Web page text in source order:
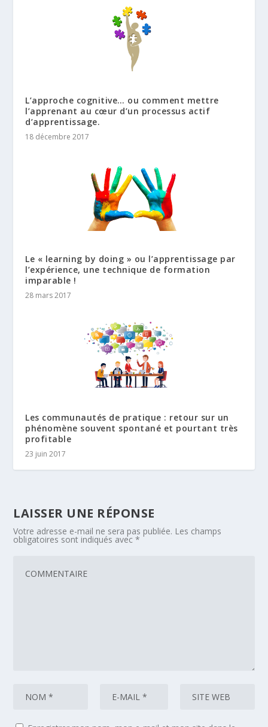
L’approche cognitive… ou comment mettre
l’apprenant au cœur d’un processus actif
d’apprentissage.
18 décembre 2017
Le « learning by doing » ou l’apprentissage par
l’expérience, une technique de formation
imparable !
28 mars 2017
Les communautés de pratique : retour sur un
phénomène souvent spontané et pourtant très
profitable
23 juin 2017
LAISSER UNE RÉPONSE
Votre adresse e-mail ne sera pas publiée. Les champs
obligatoires sont indiqués avec*